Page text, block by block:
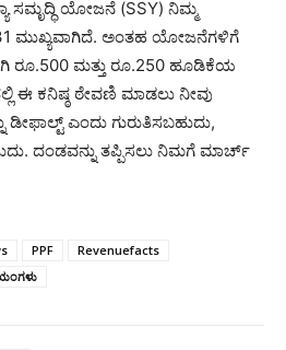
ಸಮೃದ್ಧಿ ಯೋಜನೆ (SSY) ನಿಮ್ಮ
ಮುಖ್ಯವಾಗಿದೆ. ಅಂತಹ ಯೋಜನೆಗಳಿಗೆ
ರೂ.500 ಮತ್ತು ರೂ.250 ಹೂಡಿಕೆಯ
ಈ ಕನಿಷ್ಠ ಠೇವಣಿ ಮಾಡಲು ನೀವು
ಎಂದು ಗುರುತಿಸಬಹುದು,
ದಂಡವನ್ನು ತಪ್ಪಿಸಲು ನಿಮಗೆ ಮಾರ್ಚ್
PPF
Revenuefacts